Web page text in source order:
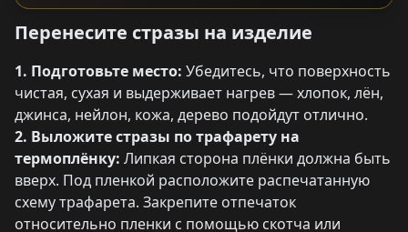
Перенесите стразы на изделие
1. Подготовьте место: Убедитесь, что поверхность
чистая, сухая и выдерживает нагрев — хлопок, лён,
джинса, нейлон, кожа, дерево подойдут отлично.
2. Выложите стразы по трафарету на
термоплёнку: Липкая сторона плёнки должна быть
вверх. Под пленкой расположите распечатанную
схему трафарета. Закрепите отпечаток
относительно пленки с помощью скотча или